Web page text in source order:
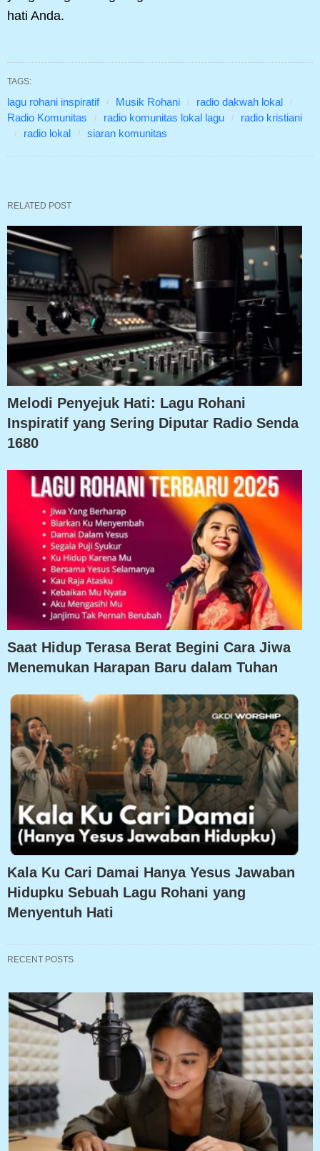
hati Anda.
TAGS:
lagu rohani inspiratif Musik Rohani
radio dakwah lokal
Radio Komunitas
radio komunitas lokal lagu
radio kristiani
radio lokal
siaran komunitas
RELATED POST
Melodi Penyejuk Hati: Lagu Rohani
Inspiratif yang Sering Diputar Radio Senda
1680
Saat Hidup Terasa Berat Begini Cara Jiwa
Menemukan Harapan Baru dalam Tuhan
Kala Ku Cari Damai Hanya Yesus Jawaban
Hidupku Sebuah Lagu Rohani yang
Menyentuh Hati
RECENT POSTS